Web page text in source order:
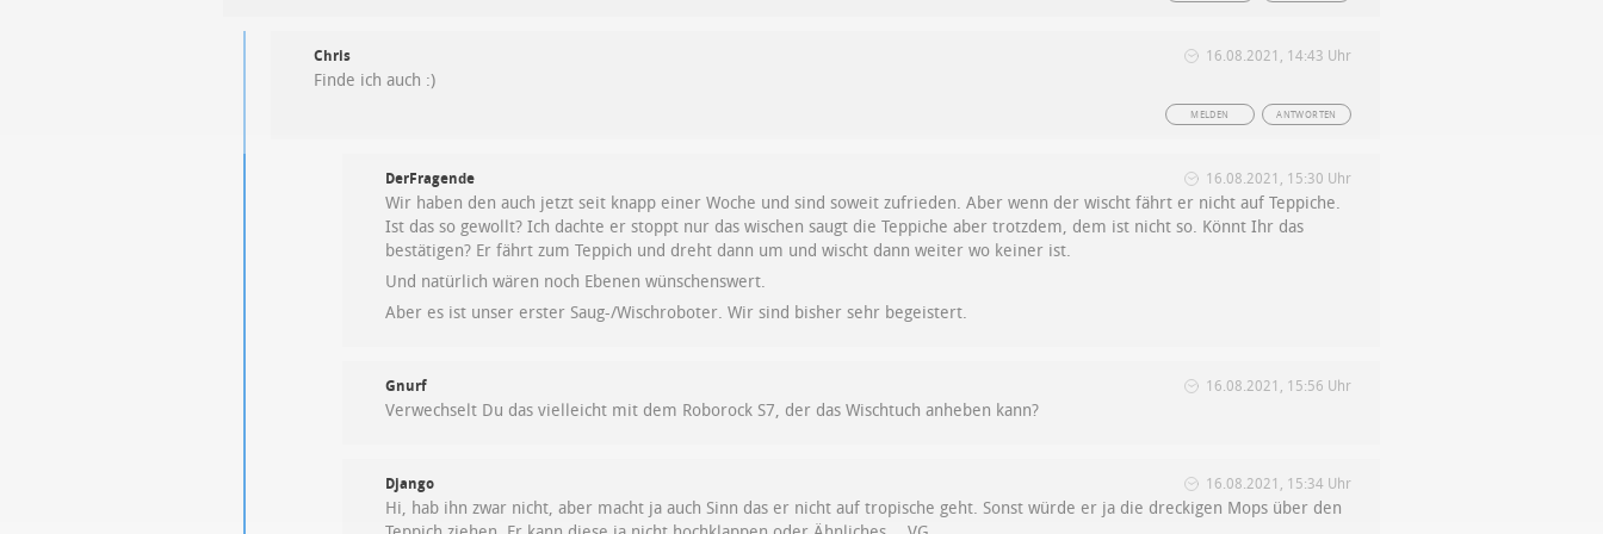
Chris 16.08.2021, 14:43 Uhr
Finde ich auch :)
ANTWORTEN
MELDEN
DerFragende 16.08.2021, 15:30 Uhr
Wir haben den auch jetzt seit knapp einer Woche und sind soweit zufrieden. Aber wenn der wischt fährt er nicht auf Teppiche.
Ist das so gewollt? Ich dachte er stoppt nur das wischen saugt die Teppiche aber trotzdem, dem ist nicht so. Könnt Ihr das
bestätigen? Er fährt zum Teppich und dreht dann um und wischt dann weiter wo keiner ist.
Und natürlich wären noch Ebenen wünschenswert.
Aber es ist unser erster Saug-/Wischroboter. Wir sind bisher sehr begeistert.
Gnurf 16.08.2021, 15:56 Uhr
Verwechselt Du das vielleicht mit dem Roborock S7, der das Wischtuch anheben kann?
Django 16.08.2021, 15:34 Uhr
Hi, hab ihn zwar nicht, aber macht ja auch Sinn das er nicht auf tropische geht. Sonst würde er ja die dreckigen Mops über den